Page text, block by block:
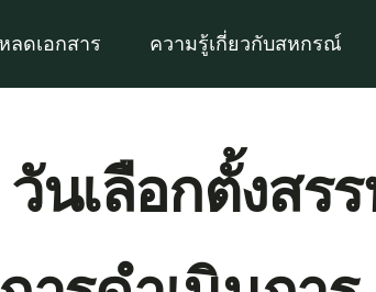
ลดเอกสาร ความรู้เกี่ยวกับสหกรณ์
นเลือกตั้งสร